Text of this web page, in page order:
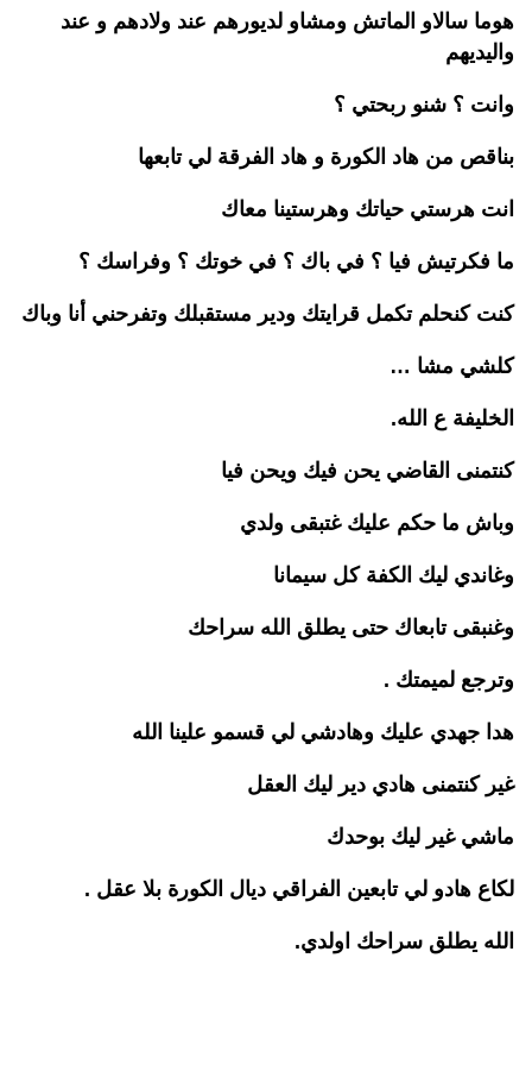
هوما سالاو الماتش ومشاو لديورهم عند ولادهم و عند
واليديهم
وانت ؟ شنو ربحتي ؟
بناقص من هاد الكورة و هاد الفرقة لي تابعها
انت هرستي حياتك وهرستينا معاك
ما فكرتيش فيا ؟ في باك ؟ في خوتك ؟ وفراسك ؟
كنتكنحلم تكمل قرايتك ودير مستقبلك وتفرحني أنا وباك
كلشي مشا …
الخليفة ع الله.
كنتمنى القاضي يحن فيك ويحن فيا
وباش ما حكم عليكغتبقى ولدي
وغاندي ليك الكفة كل سيمانا
وغنبقى تابعاك حتى يطلق الله سراحك
وترجع لميمتك .
هدا جهدي عليك وهادشي لي قسمو علينا الله
غيركنتمنى هادي دير ليك العقل
ماشي غير ليك بوحدك
لكاع هادو لي تابعين الفراقي ديال الكورة بلا عقل .
الله يطلق سراحك اولدي.